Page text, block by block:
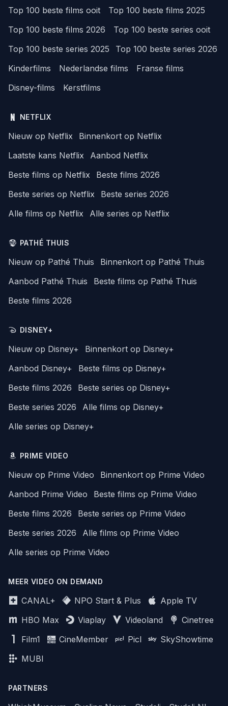
Top 100 beste films ooit
Top 100 beste films 2025
Top 100 beste films 2026
Top 100 beste series ooit
Top 100 beste series 2025
Top 100 beste series 2026
Kinderfilms
Nederlandse films
Franse films
Disney-films
Kerstfilms
NETFLIX
Nieuw op Netflix
Binnenkort op Netflix
Laatste kans Netflix
Aanbod Netflix
Beste films op Netflix
Beste films 2026
Beste series op Netflix
Beste series 2026
Alle films op Netflix
Alle series op Netflix
PATHÉ THUIS
Nieuw op Pathé Thuis
Binnenkort op Pathé Thuis
Aanbod Pathé Thuis
Beste films op Pathé Thuis
Beste films 2026
DISNEY+
Nieuw op Disney+
Binnenkort op Disney+
Aanbod Disney+
Beste films op Disney+
Beste films 2026
Beste series op Disney+
Beste series 2026
Alle films op Disney+
Alle series op Disney+
PRIME VIDEO
Nieuw op Prime Video
Binnenkort op Prime Video
Aanbod Prime Video
Beste films op Prime Video
Beste films 2026
Beste series op Prime Video
Beste series 2026
Alle films op Prime Video
Alle series op Prime Video
MEER VIDEO ON DEMAND
CANAL+ NPO Start & Plus
Apple TV
HBO Max
Viaplay Videoland
Cinetree
Film1
CineMember Picl
SkyShowtime
MUBI
PARTNERS